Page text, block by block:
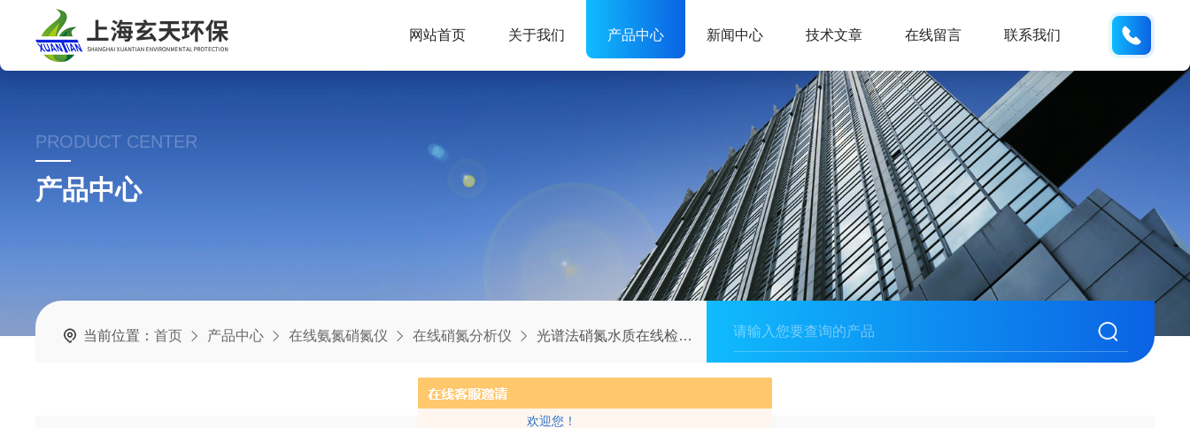
欢迎您！
网站首页 关于我们 产品中心 新闻中心 技术文章 在线留言 联系我们
PRODUCT CENTER
产品中心
当前位置：首页 产品中心 在线氨氮硝氮仪 在线硝氮分析仪 光谱法硝氮水质在线检测仪